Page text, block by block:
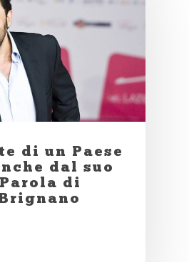
di un Paese
dal suo
di